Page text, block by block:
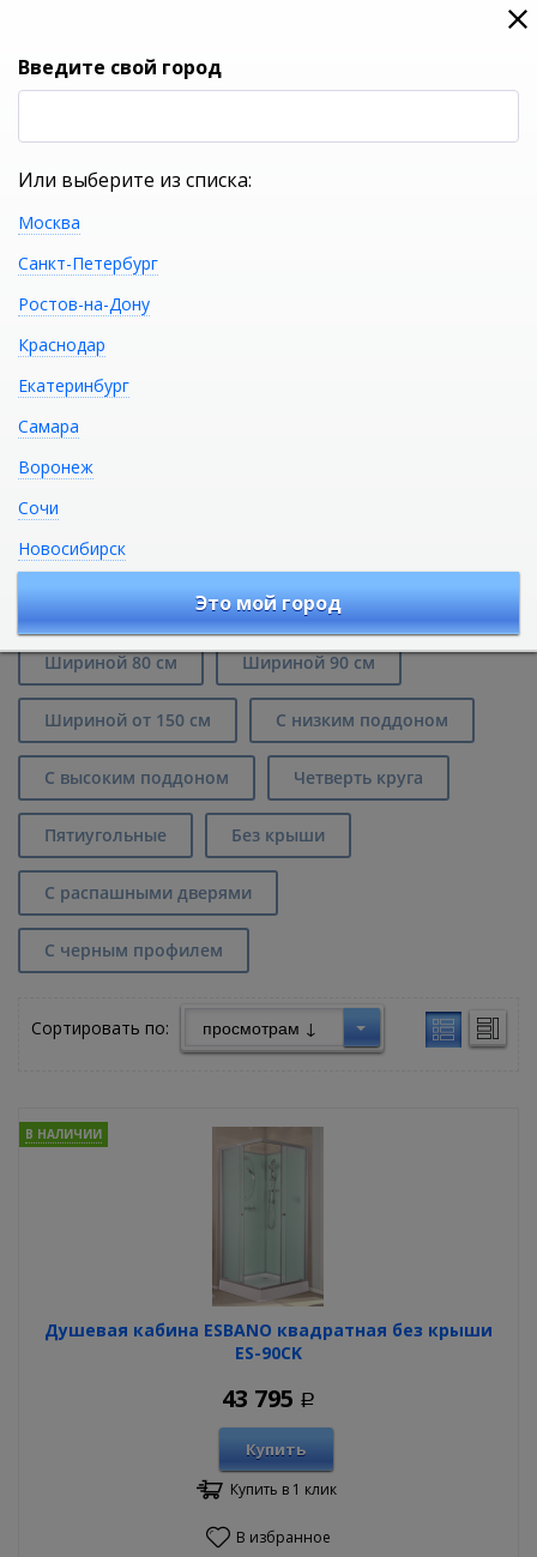
0
Душевые кабины квадратной формы
в Екатеринбурге
Шириной 80 см Шириной 90 см
Шириной от 150 см С низким поддоном
С высоким поддоном Четверть круга
Пятиугольные Без крыши
С распашными дверями
С черным профилем
Сортировать по:
Душевая кабина ESBANO квадратная без крыши
ES-90CK
В НАЛИЧИИ
43 795 Р
Купить
Купить в 1 клик
В избранное
Введите свой город
Или выберите из списка:
Москва
Санкт-Петербург
Ростов-на-Дону
Краснодар
Екатеринбург
Самара
Воронеж
Сочи
Новосибирск
Это мой город